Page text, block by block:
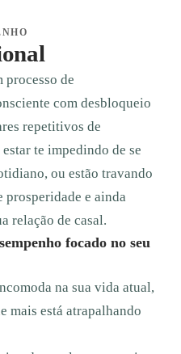
processo de
com desbloqueio
repetitivos de
te impedindo de se
ou estão travando
prosperidade e ainda
relação de casal.
focado no seu
na sua vida atual,
mais está atrapalhando